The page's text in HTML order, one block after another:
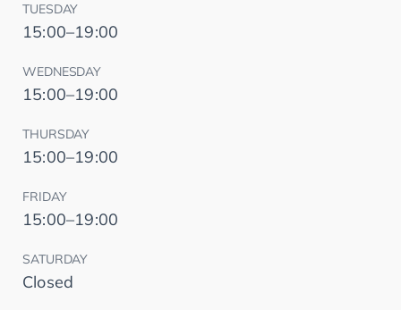
TUESDAY
15:00–19:00
WEDNESDAY
15:00–19:00
THURSDAY
15:00–19:00
FRIDAY
15:00–19:00
SATURDAY
Closed